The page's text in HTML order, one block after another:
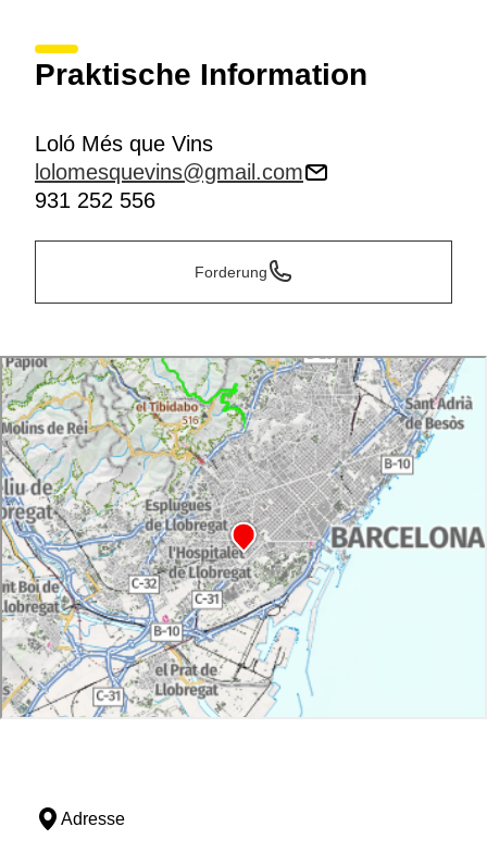
Praktische Information
Loló Més que Vins
lolomesquevins@gmail.com
931 252 556
Forderung
Adresse